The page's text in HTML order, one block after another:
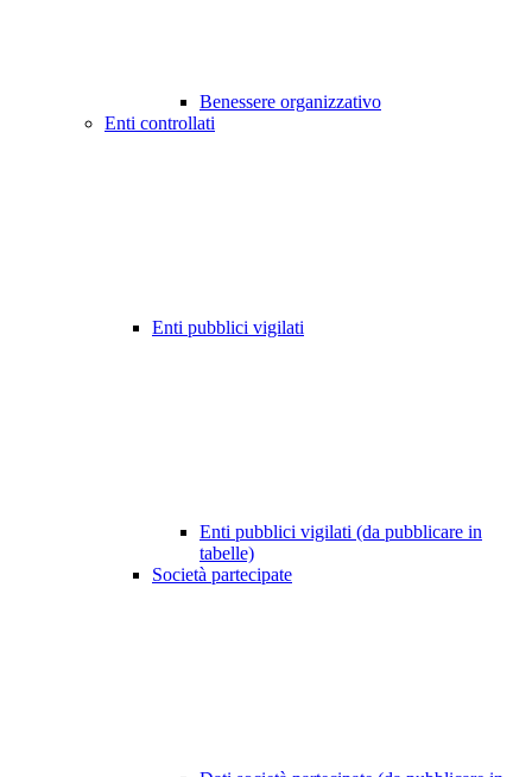
Benessere organizzativo
Enti controllati
Enti pubblici vigilati
Enti pubblici vigilati (da pubblicare in
tabelle)
Società partecipate